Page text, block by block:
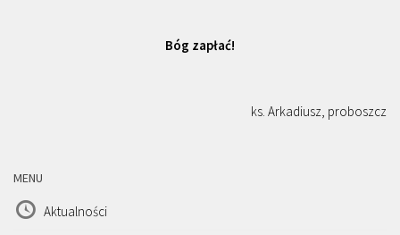
Bóg zapłać!
ks. Arkadiusz, proboszcz
MENU
Aktualności